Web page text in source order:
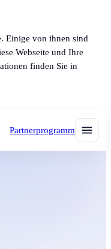
Einige von ihnen sind
Webseite und Ihre
finden Sie in
Partnerprogramm